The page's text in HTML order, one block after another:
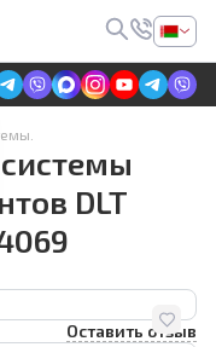
DLT
Оставить отзыв